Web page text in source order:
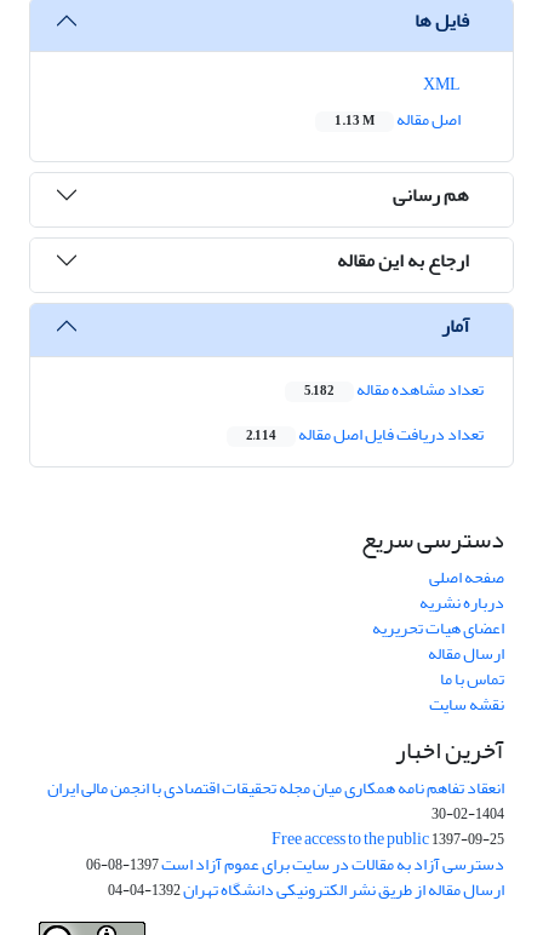
فایل ها
اصل مقاله
1.13 M
هم رسانی
ارجاع به این مقاله
آمار
تعداد مشاهده مقاله 5,182
تعداد دریافت فایل اصل مقاله 2,114
دسترسی سریع
صفحه اصلی
درباره نشریه
اعضای هیات تحریریه
ارسال مقاله
تماس با ما
نقشه سایت
آخرین اخبار
انعقاد تفاهم نامه همکاری میان مجله تحقیقات اقتصادی با انجمن مالی ایران
1404-02-30
Free access to the public1397-09-25
دسترسی آزاد به مقالات در سایت برای عموم آزاد است1397-08-06
ارسال مقاله از طریق نشر الکترونیکی دانشگاه تهران1392-04-04